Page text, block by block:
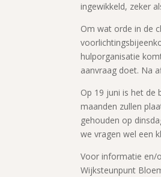
ingewikkeld, zeker
Om wat orde in de
hulporganisatie
aanvraag doet. Na
Op 19 juni is het de
maanden zullen
gehouden op
we vragen wel een
Voor informatie en/
Wijksteunpunt